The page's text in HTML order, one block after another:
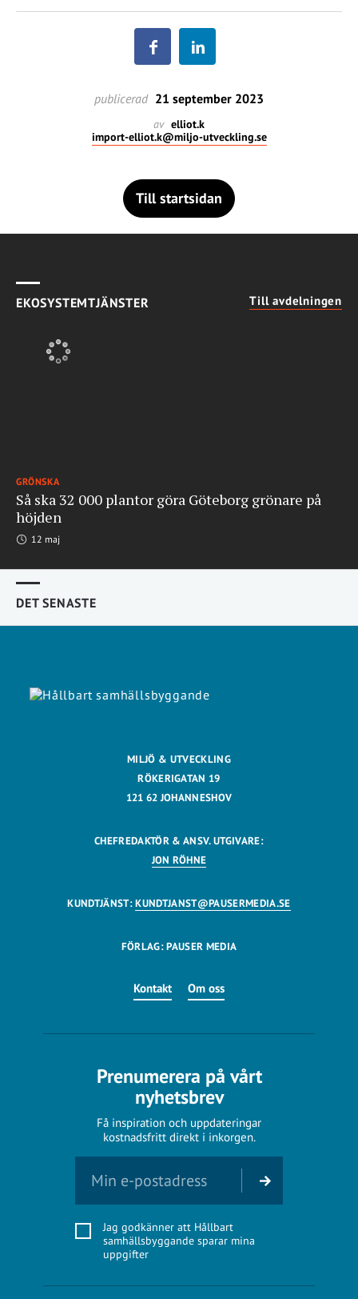
publicerad 21 september 2023
av elliot.k
import-elliot.k@miljo-utveckling.se
Till startsidan
EKOSYSTEMTJÄNSTER Till avdelningen
GRÖNSKA
Så ska 32 000 plantor göra Göteborg grönare på
höjden
12 maj
DET SENASTE
MILJÖ & UTVECKLING
RÖKERIGATAN 19
121 62 JOHANNESHOV
CHEFREDAKTÖR & ANSV. UTGIVARE:
JON RÖHNE
KUNDTJÄNST:KUNDTJANST@PAUSERMEDIA.SE
FÖRLAG: PAUSER MEDIA
Kontakt Om oss
Prenumerera på vårt
nyhetsbrev
Få inspiration och uppdateringar
kostnadsfritt direkt i inkorgen.
Jag godkänner att Hållbart
samhällsbyggande sparar mina
uppgifter